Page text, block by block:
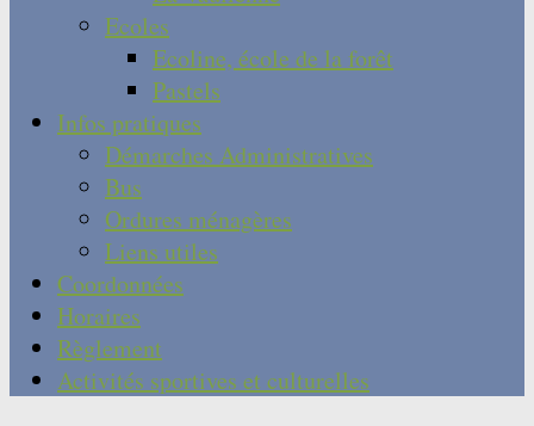
Ecoles
Ecoline, école de la forêt
Pastels
Infos pratiques
Démarches Administratives
Bus
Ordures ménagères
Liens utiles
Coordonnées
Horaires
Règlement
Activités sportives et culturelles